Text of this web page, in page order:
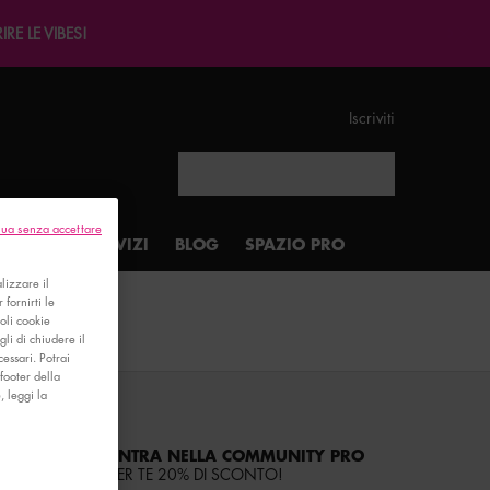
LE VIBES!
Iscriviti
SERVIZI BLOG SPAZIO PRO
ENTRA NELLA COMMUNITY PRO
PER TE 20% DI SCONTO!
il
fornirti le
cookie
di chiudere il
Potrai
della
leggi la
senza accettare